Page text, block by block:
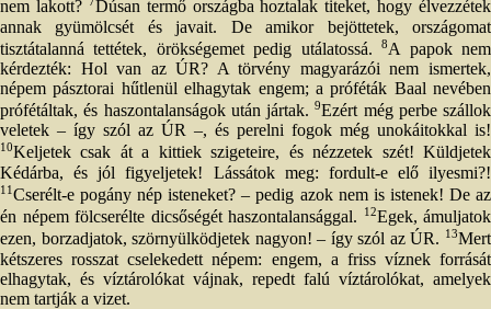
nem lakott?
Dúsan termő országba hoztalak titeket, hogy élvezzétek
annak gyümölcsét és javait. De amikor bejöttetek, országomat
tisztátalanná tettétek, örökségemet pedig utálatossá.8A papok nem
kérdezték: Hol van az ÚR? A törvény magyarázói nem ismertek,
népem pásztorai hűtlenül elhagytak engem; a próféták Baal nevében
prófétáltak, és haszontalanságok után jártak.9Ezért még perbe szállok
veletek – így szól az ÚR –, és perelni fogok még unokáitokkal is!
10Keljetek csak át a kittiek szigeteire, és nézzetek szét! Küldjetek
Kédárba, és jól figyeljetek! Lássátok meg: fordult-e elő ilyesmi?!
11Cserélt-e pogány nép isteneket? – pedig azok nem is istenek! De az
én népem fölcserélte dicsőségét haszontalansággal.
12Egek, ámuljatok
ezen, borzadjatok, szörnyülködjetek nagyon! – így szól az ÚR. 13Mert
kétszeres rosszat cselekedett népem: engem, a friss víznek forrását
elhagytak, és víztárolókat vájnak, repedt falú víztárolókat, amelyek
nem tartják a vizet.